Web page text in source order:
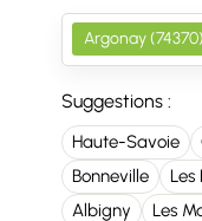
Argonay (74370)
Suggestions :
Haute-Savoie
Bonneville
Les
Albigny
Les